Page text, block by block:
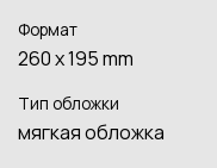
Формат
260 x 195 mm
Тип обложки
мягкая обложка